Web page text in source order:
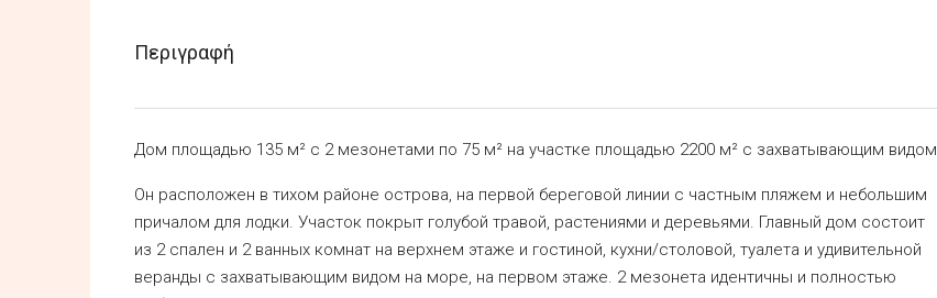
Περιγραφή
Дом площадью 135 м² с 2 мезонетами по 75 м² на участке площадью 2200 м² с захватывающим видом.
Он расположен в тихом районе острова, на первой береговой линии с частным пляжем и небольшим
причалом для лодки. Участок покрыт голубой травой, растениями и деревьями. Главный дом состоит
из 2 спален и 2 ванных комнат на верхнем этаже и гостиной, кухни/столовой, туалета и удивительной
веранды с захватывающим видом на море, на первом этаже. 2 мезонета идентичны и полностью